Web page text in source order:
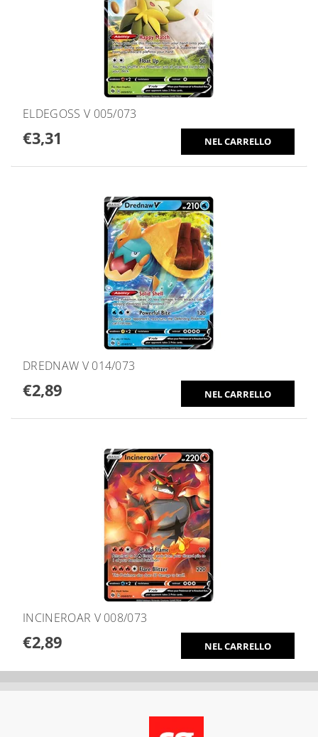
ELDEGOSS V 005/073
€3,31
DREDNAW V 014/073
€2,89
INCINEROAR V 008/073
€2,89